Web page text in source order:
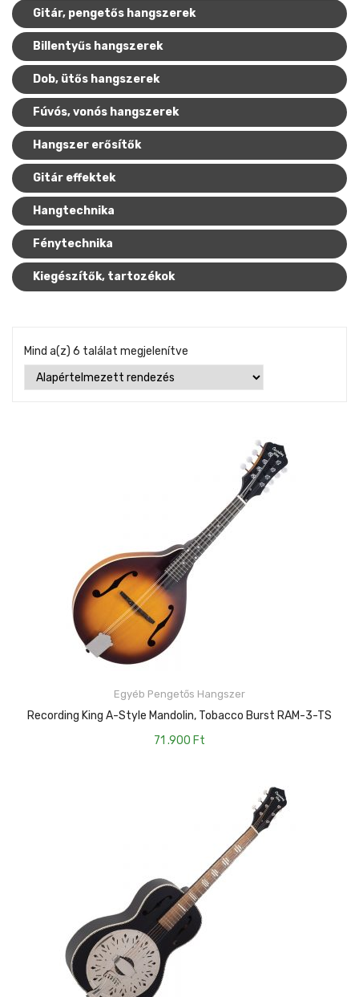
Gitár, pengetős hangszerek
Billentyűs hangszerek
Dob, ütős hangszerek
Fúvós, vonós hangszerek
Hangszer erősítők
Gitár effektek
Hangtechnika
Fénytechnika
Kiegészítők, tartozékok
Mind a(z) 6 találat megjelenítve
Egyéb Pengetős Hangszer
Recording King A-Style Mandolin, Tobacco Burst RAM-3-TS
71 .900 Ft
KOSÁRBA TESZEM